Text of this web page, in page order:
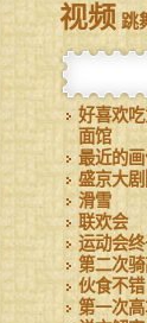
视频 跳
好喜欢
面馆
最近的
盛京大
滑雪
联欢会
运动会
第二次
伙食不错
第一次